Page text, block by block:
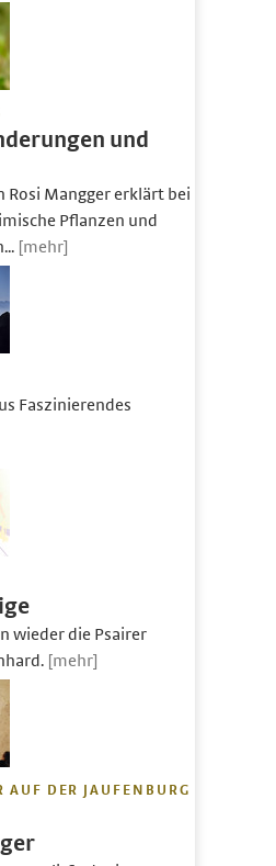
und
Rosi Mangger erklärt bei
Pflanzen und
[mehr]
Faszinierendes
wieder die Psairer
[mehr]
AUF DER JAUFENBURG